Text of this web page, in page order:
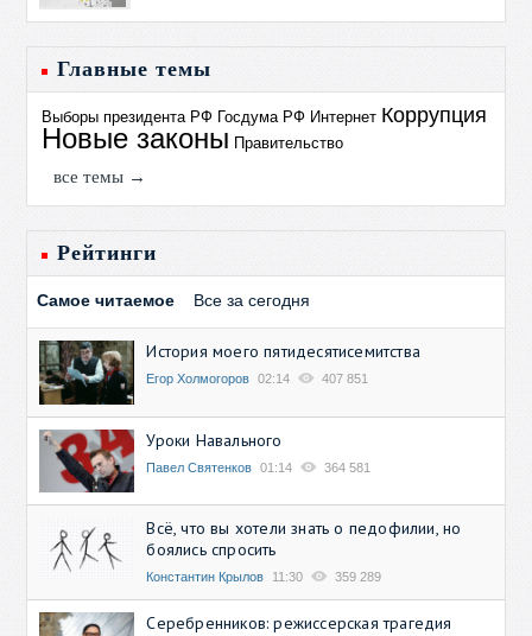
Главные темы
Выборы президента РФ Госдума РФ Интернет Коррупция
Новые законы Правительство
все темы →
Рейтинги
Самое читаемое Все за сегодня
История моего пятидесятисемитства
Егор Холмогоров 02:14 407 851
Уроки Навального
Павел Святенков 01:14 364 581
Всё, что вы хотели знать о педофилии, но
боялись спросить
Константин Крылов 11:30 359 289
Серебренников: режиссерская трагедия